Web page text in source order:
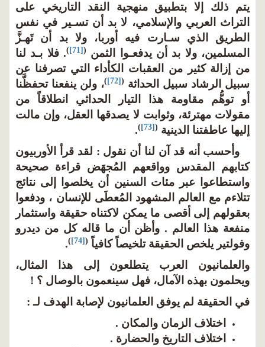
يتم ذلك إلا بتطبيق منهجية النقد التاريخي على
التراث العربي والإسلامي، لا بد أن تسـير في نفس
الطريق الذي سـارت فيه أوربا، ولا بد أن تَهـزَّ
المسلمين، ولا بد أن يدفعـوا الثمن (
[71]
). فلا بـد لنا
من إزالة كثير من العقبات الكأداء التي تصرفنا عن
سبيل الرشاد سبيل الحداثة (
[72]
)، ولن ينفعنا تحفظَّنا
أو توهُّم مقاومة هذا التيار الحداثي انطلاقاً من
مقولات مهترئة، وثوابت لا يصدقها العقل، وإن مالت
إليها عاطفتنا الدينية (
[73]
)
.
وأحسب أنه قد آن لنا أن نقول : لقد قرأ الأوربيون
كتابهم المقدس وواقعهم المُجهَض قراءة صحيحة
واستطاعوا عبر مئات السنين أن يخلصوا إلى نتائج
تتلاءم مع العالم المشهود المُعطَى للإنسان ، ودفعوا
بعقولهم إلى أقصى ما يمكن لاكتناه حقيقة واستثمار
منفعة هذا العالم . وأظن أن ما قاله كل من ديدرو
وفولتير يلخص الحقيقة تلخيصاً كافياً (
[74]
)
.
والعلمانيون العرب يتطلعون إلى هذا المثال،
ويحلمون بهذه الآمال، فهل سينعمون بالوصال ؟ !
في الحقيقة لم يوفق العلمانيون لإصابة الهدف لـ :
اختلاف الزمان والمكان .
اختلاف التاريخ والحضارة .